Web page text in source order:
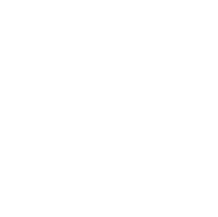
сливной